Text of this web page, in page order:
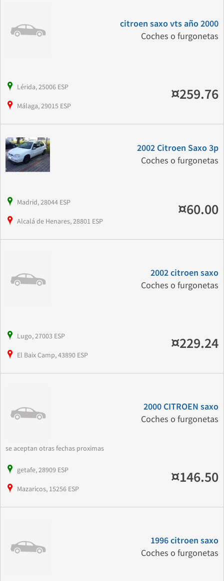
citroen saxo vts año 2000
Coches o furgonetas
Lérida, 25006 ESP
Málaga, 29015 ESP
¤259.76
2002 Citroen Saxo 3p
Coches o furgonetas
Madrid, 28044 ESP
Alcalá de Henares, 28801 ESP
¤60.00
2002 citroen saxo
Coches o furgonetas
Lugo, 27003 ESP
El Baix Camp, 43890 ESP
¤229.24
2000 CITROEN saxo
Coches o furgonetas
se aceptan otras fechas proximas
getafe, 28909 ESP
Mazaricos, 15256 ESP
¤146.50
1996 citroen saxo
Coches o furgonetas